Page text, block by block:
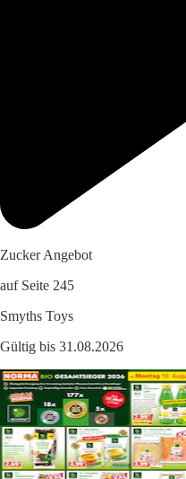
Zucker Angebot
auf Seite 245
Smyths Toys
Gültig bis 31.08.2026